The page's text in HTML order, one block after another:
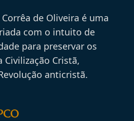
de Oliveira é uma
com o intuito de
para preservar os
Civilização Cristã,
anticristã.